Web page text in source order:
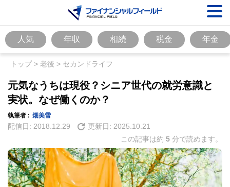
人気 年収 相続 税金 年金
トップ> 老後 > セカンドライフ
元気なうちは現役？シニア世代の就労意識と
実状。なぜ働くのか？
執筆者 : 畑美雪
配信日: 2018.12.29 更新日: 2025.10.21
この記事は約 5 分で読めます。